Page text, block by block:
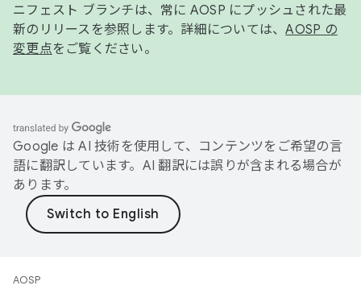
ニフェスト ブランチは、常に AOSP にプッシュされた最
新のリリースを参照します。詳細については、AOSP の
変更点をご覧ください。
Google は AI 技術を使用して、コンテンツをご希望の言
語に翻訳しています。AI 翻訳には誤りが含まれる場合が
あります。
AOSP